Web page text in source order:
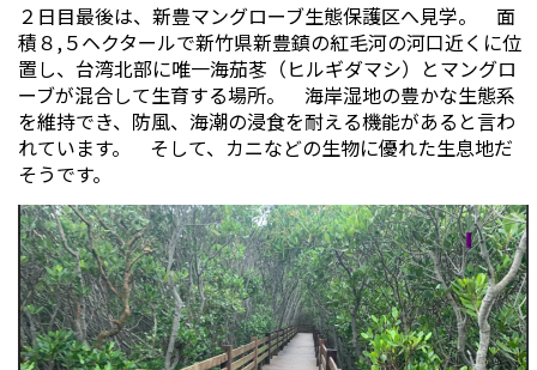
２日目最後は、新豊マングローブ生態保護区へ見学。 面
積８,５ヘクタールで新竹県新豊鎮の紅毛河の河口近くに位
置し、台湾北部に唯一海茄苳（ヒルギダマシ）とマングロ
ーブが混合して生育する場所。 海岸湿地の豊かな生態系
を維持でき、防風、海潮の浸食を耐える機能があると言わ
れています。 そして、カニなどの生物に優れた生息地だ
そうです。